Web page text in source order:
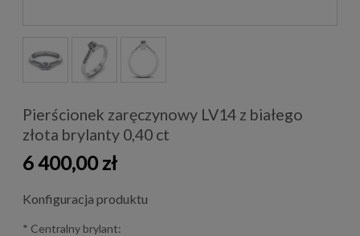
Pierścionek zaręczynowy LV14 z białego
złota brylanty 0,40 ct
6 400,00 zł
Konfiguracja produktu
* Centralny brylant: